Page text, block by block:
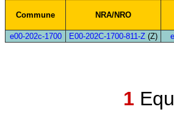
Commune NRA/NRO
e00-202c-1700 E00-202C-1700-811-Z (Z)
1